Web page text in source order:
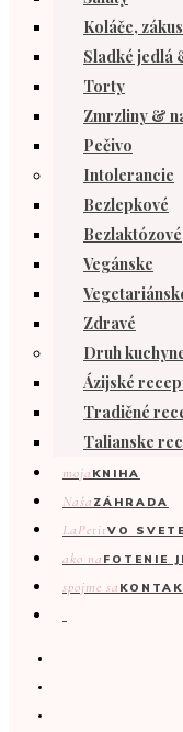
Koláče,
Sladké jedlá
Torty
Zmrzliny &
Pečivo
Intolerancie
Bezlepkové
Bezlaktózové
Vegánske
Zdravé
Druh
Ázijské
Tradičné
Talianske
moja KNIHA
Naša ZÁHRADA
LaPetitVO SVETE
ako na FOTENIE
spojme sa